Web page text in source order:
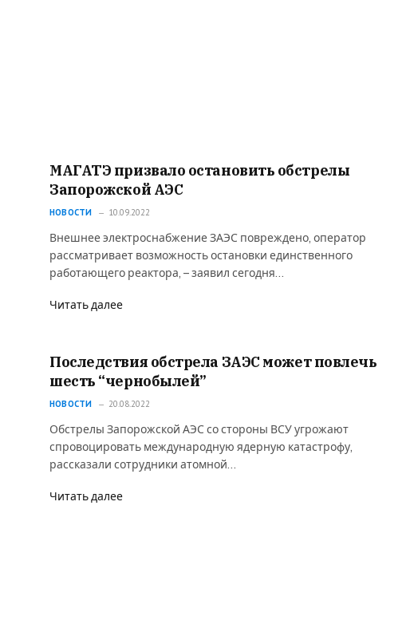
МАГАТЭ призвало остановить обстрелы
Запорожской АЭС
НОВОСТИ 10.09.2022
Внешнее электроснабжение ЗАЭС повреждено, оператор
рассматривает возможность остановки единственного
работающего реактора, – заявил сегодня…
Читать далее
Последствия обстрела ЗАЭС может повлечь
шесть “чернобылей”
НОВОСТИ 20.08.2022
Обстрелы Запорожской АЭС со стороны ВСУ угрожают
спровоцировать международную ядерную катастрофу,
рассказали сотрудники атомной…
Читать далее